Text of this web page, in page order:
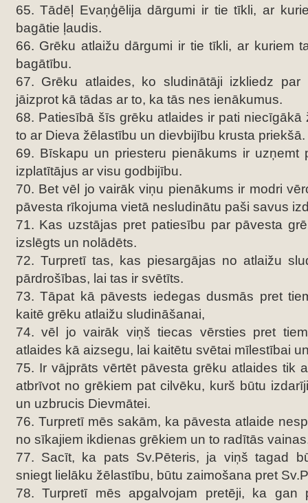
65. Tādēļ Evaņģēlija dārgumi ir tie tīkli, ar
bagātie ļaudis.
66. Grēku atlaižu dārgumi ir tie tīkli, ar kuriem
bagātību.
67. Grēku atlaides, ko sludinātāji izkliedz par
jāizprot kā tādas ar to, ka tās nes ienākumus.
68. Patiesībā šīs grēku atlaides ir pati niecīgākā
to ar Dieva žēlastību un dievbijību krusta priekšā.
69. Bīskapu un priesteru pienākums ir uzņemt
izplatītājus ar visu godbijību.
70. Bet vēl jo vairāk viņu pienākums ir modri
pāvesta rīkojuma vietā nesludinātu paši savus
71. Kas uzstājas pret patiesību par pāvesta
izslēgts un nolādēts.
72. Turpretī tas, kas piesargājas no atlaižu
pārdrošības, lai tas ir svētīts.
73. Tāpat kā pāvests iedegas dusmās pret
kaitē grēku atlaižu sludināšanai,
74. vēl jo vairāk viņš tiecas vērsties pret
atlaides kā aizsegu, lai kaitētu svētai mīlestībai
75. Ir vājprāts vērtēt pāvesta grēku atlaides tik
atbrīvot no grēkiem pat cilvēku, kurš būtu
un uzbrucis Dievmātei.
76. Turpretī mēs sakām, ka pāvesta atlaide
no sīkajiem ikdienas grēkiem un to radītās
77. Sacīt, ka pats Sv.Pēteris, ja viņš tagad
sniegt lielāku žēlastību, būtu zaimošana pret
78. Turpretī mēs apgalvojam pretēji, ka gan